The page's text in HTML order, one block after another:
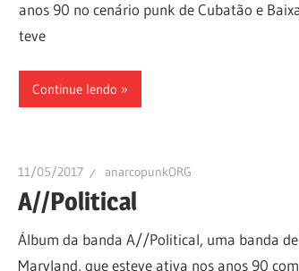
anos 90 no cenário punk de Cubatão e
teve
Continue lendo
11/05/2017 anarcopunkORG
A//Political
Álbum da banda A//Political, uma banda
Maryland, que esteve ativa nos anos 90